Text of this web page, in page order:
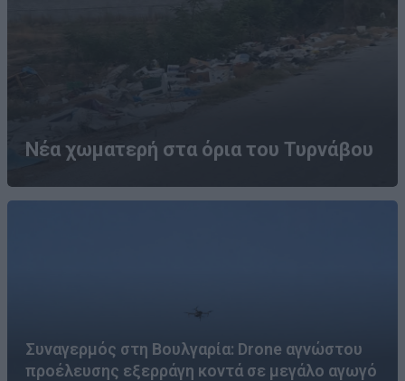
Νέα χωματερή στα όρια του Τυρνάβου
Συναγερμός στη Βουλγαρία: Drone αγνώστου
προέλευσης εξερράγη κοντά σε μεγάλο αγωγό